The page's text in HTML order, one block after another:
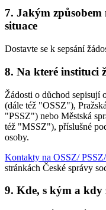
7. Jakým
situace
Dostavte se k sepsání
8. Na které instituci
Žádosti o důchod sepisují
(dále též "OSSZ"),
"PSSZ") nebo Městská
též "MSSZ"), příslušné
osoby.
Kontakty na OSSZ/
stránkách České správy
9. Kde, s kým a kdy